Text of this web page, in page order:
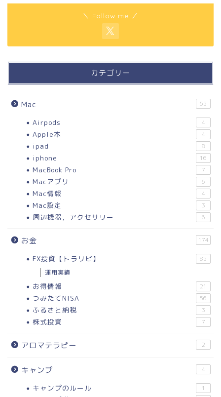
＼ Follow me ／
カテゴリー
Mac 55
Airpods 4
Apple本 4
ipad 8
iphone 16
MacBook Pro 7
Macアプリ 6
Mac情報 4
Mac設定 3
周辺機器，アクセサリー 6
お金 174
FX投資【トラリピ】 85
運用実績
お得情報 21
つみたてNISA 56
ふるさと納税 3
株式投資 7
アロマテラピー 2
キャンプ 4
キャンプのルール 1